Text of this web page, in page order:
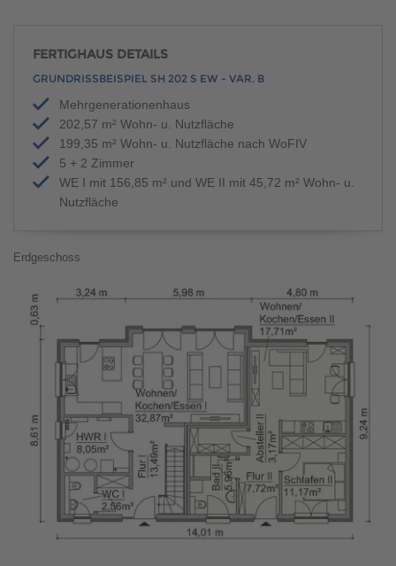
FERTIGHAUS DETAILS
GRUNDRISSBEISPIEL SH 202 S EW - VAR. B
Mehrgenerationenhaus
202,57 m² Wohn- u. Nutzfläche
199,35 m² Wohn- u. Nutzfläche nach WoFIV
5 + 2 Zimmer
WE I mit 156,85 m² und WE II mit 45,72 m² Wohn- u.
Nutzfläche
Erdgeschoss